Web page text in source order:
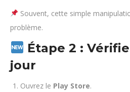
Souvent, cette simple
problème.
Étape 2 :
jour
Ouvrez le Play Store.